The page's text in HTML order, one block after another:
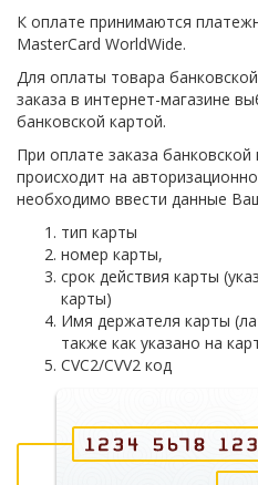
К оплате принимаются
MasterCard WorldWide.
Для оплаты товара
заказа в интернет-магазине
банковской картой.
При оплате заказа
происходит на
необходимо ввести данные
тип карты
номер карты,
срок действия карты
карты)
Имя держателя карты
также как указано на
CVC2/CVV2 код